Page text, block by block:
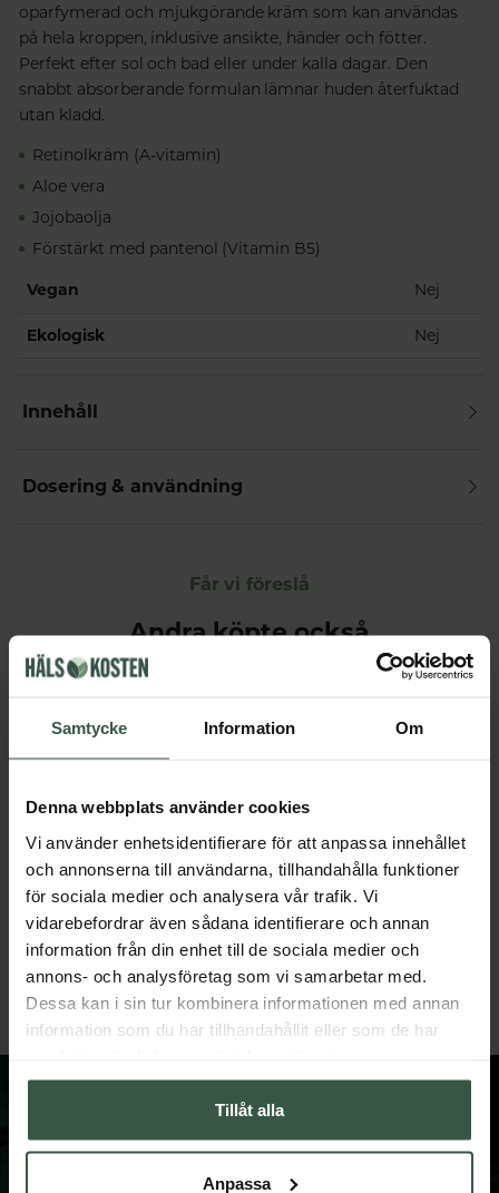
Samtycke Information Om
Denna webbplats använder cookies
Vi använder enhetsidentifierare för att anpassa innehållet
och annonserna till användarna, tillhandahålla funktioner
för sociala medier och analysera vår trafik. Vi
vidarebefordrar även sådana identifierare och annan
information från din enhet till de sociala medier och
annons- och analysföretag som vi samarbetar med.
Dessa kan i sin tur kombinera informationen med annan
information som du har tillhandahållit eller som de har
Tillåt alla
Anpassa
oparfymerad och mjukgörande kräm som kan användas
på hela kroppen, inklusive ansikte, händer och fötter.
Perfekt efter sol och bad eller under kalla dagar. Den
snabbt absorberande formulan lämnar huden återfuktad
utan kladd.
Retinolkräm (A-vitamin)
Aloe vera
Jojobaolja
Förstärkt med pantenol (Vitamin B5)
Vegan Nej
Ekologisk Nej
Innehåll
Dosering & användning
Får vi föreslå
Andra köpte också
Marint Kollagen + Hyaluronsyra Ekonomipack 2x120k
Great Essentials
398 kr 498 kr
Great Essentials
498 kr